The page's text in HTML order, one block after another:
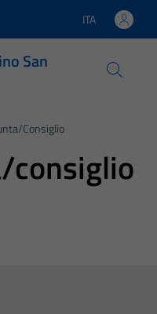
Lingua attiva:
ITA
San
consiglio
consiglio